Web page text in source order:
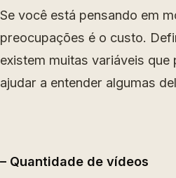
Se você está pensando em
preocupações é o custo.
existem muitas variáveis
ajudar a entender algumas
– Quantidade de vídeos